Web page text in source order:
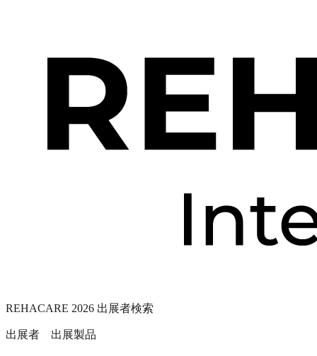
REHACARE 2026 出展者検索
出展者 出展製品